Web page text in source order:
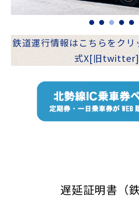
鉄道運行情報はこちらをク
式X[旧twitter]
遅延証明書（鉄